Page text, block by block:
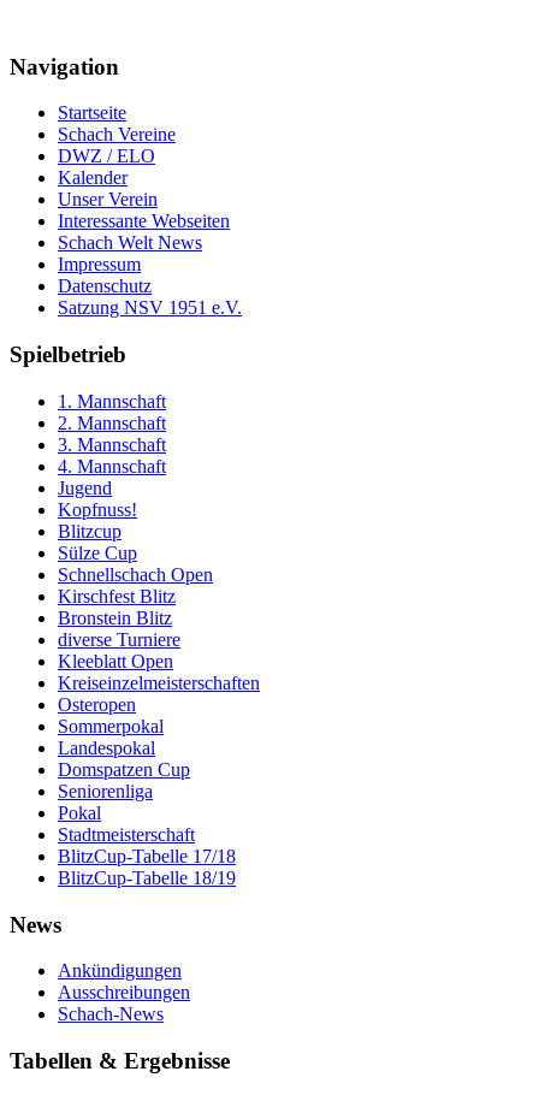
Navigation
Startseite
Schach Vereine
DWZ / ELO
Kalender
Unser Verein
Interessante Webseiten
Schach Welt News
Impressum
Datenschutz
Satzung NSV 1951 e.V.
Spielbetrieb
1. Mannschaft
2. Mannschaft
3. Mannschaft
4. Mannschaft
Jugend
Kopfnuss!
Blitzcup
Sülze Cup
Schnellschach Open
Kirschfest Blitz
Bronstein Blitz
diverse Turniere
Kleeblatt Open
Kreiseinzelmeisterschaften
Osteropen
Sommerpokal
Landespokal
Domspatzen Cup
Seniorenliga
Pokal
Stadtmeisterschaft
BlitzCup-Tabelle 17/18
BlitzCup-Tabelle 18/19
News
Ankündigungen
Ausschreibungen
Schach-News
Tabellen & Ergebnisse